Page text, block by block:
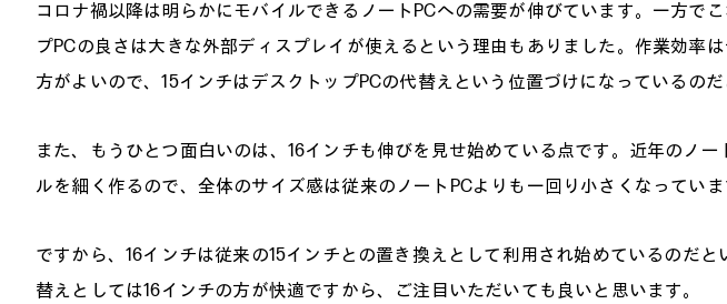
コロナ禍以降は明らかにモバイルできるノートPCへの需要が伸びています。一方で
プPCの良さは大きな外部ディスプレイが使えるという理由もありました。作業効率
方がよいので、15インチはデスクトップPCの代替えという位置づけになっているのだ
また、もうひとつ面白いのは、16インチも伸びを見せ始めている点です。近年のノー
ルを細く作るので、全体のサイズ感は従来のノートPCよりも一回り小さくなっていま
ですから、16インチは従来の15インチとの置き換えとして利用され始めているのだ
替えとしては16インチの方が快適ですから、ご注目いただいても良いと思います。